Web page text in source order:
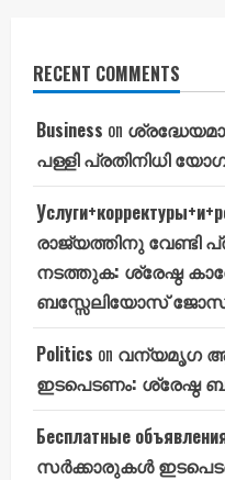
RECENT COMMENTS
Business on
പള്ളി പ്രതിനിധി
രാജ്യത്തിനു വേണ്ടി
നടത്തുക: ശ്രേഷ്ഠ
ബസ്സേലിയോസ്
Politics on വന്യമൃഗ
ഇടപെടണം: ശ്രേഷ്ഠ
Бесплатные
സർക്കാരുകൾ